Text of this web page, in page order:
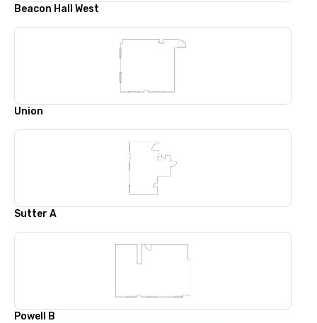
Beacon Hall West
Union
Sutter A
Powell B